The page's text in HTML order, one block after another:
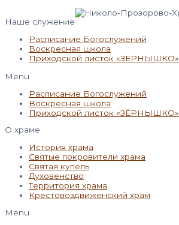
Наше служение
Расписание Богослужений
Воскресная школа
Приходской листок «ЗЁРНЫШКО»
Menu
Расписание Богослужений
Воскресная школа
Приходской листок «ЗЁРНЫШКО»
О храме
История храма
Святые покровители храма
Святая купель
Духовенство
Территория храма
Крестовоздвиженский храм
Menu